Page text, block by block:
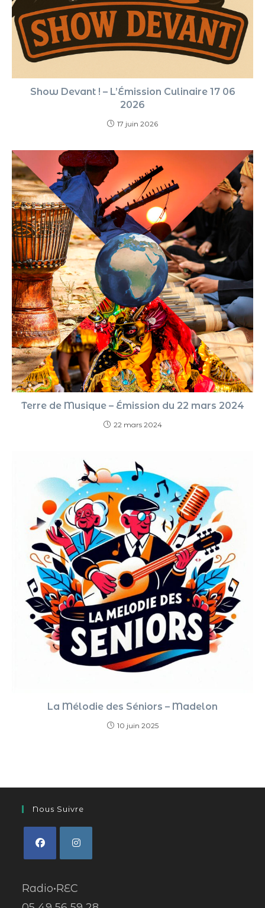
Show Devant ! – L’Émission Culinaire 17 06
2026
17 juin 2026
Terre de Musique – Émission du 22 mars 2024
22 mars 2024
La Mélodie des Séniors – Madelon
10 juin 2025
Nous Suivre
Radio•REC